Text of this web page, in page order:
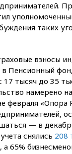
таких
взносы
Пенсионный
17 тысяч до 35
намерено
февраля «Опора
— в
снялись 208
, а 65%